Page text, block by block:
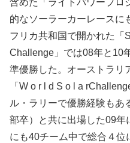
含めた「ライトパワープロ
的なソーラーカーレースに
フリカ共和国で開かれた「
Challenge」では08年と10
準優勝した。オーストラリ
「W o r l d S o l a
ル・ラリーで優勝経験もあ
部卒）と共に出場した09
にも40チーム中で総合４位